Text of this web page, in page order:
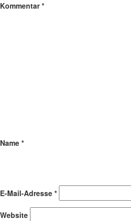
Kommentar*
Name *
E-Mail-Adresse *
Website